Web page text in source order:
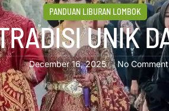
PANDUAN LIBURAN LOMBOK
UNIK
December 16, 2025 No